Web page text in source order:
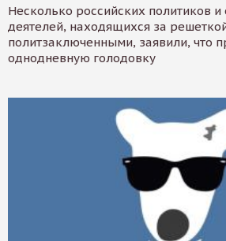
Несколько российских политиков
деятелей, находящихся за
политзаключенными, заявили, что
однодневную голодовку